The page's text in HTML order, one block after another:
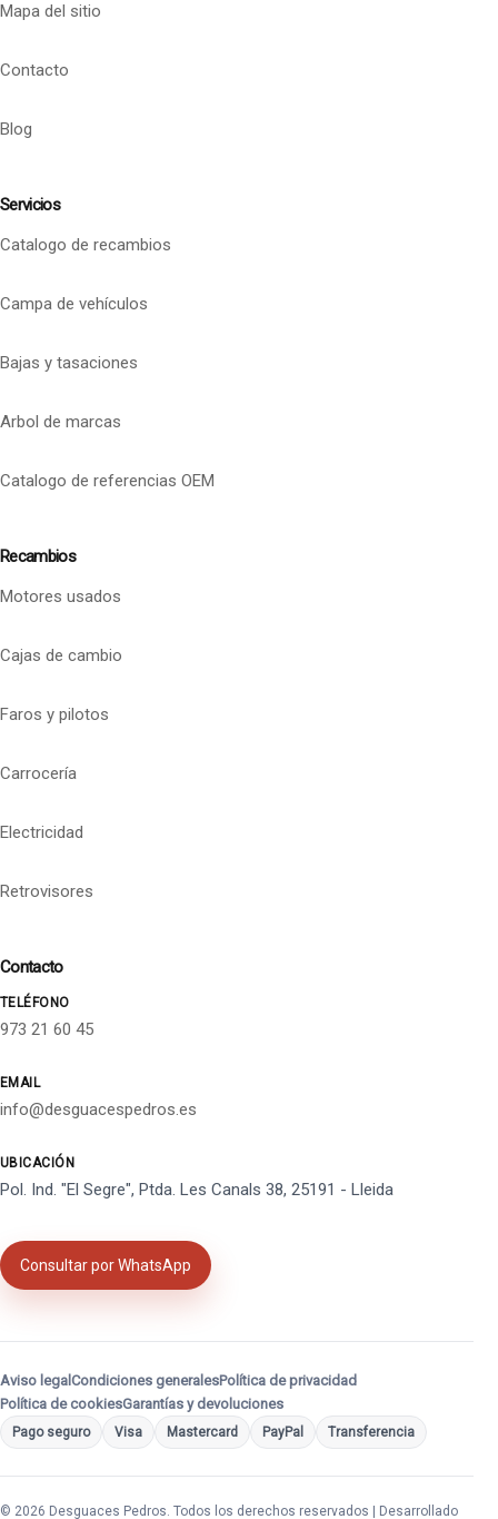
Mapa del sitio
Contacto
Blog
Servicios
Catalogo de recambios
Campa de vehículos
Bajas y tasaciones
Arbol de marcas
Catalogo de referencias OEM
Recambios
Motores usados
Cajas de cambio
Faros y pilotos
Carrocería
Electricidad
Retrovisores
Contacto
TELÉFONO
973 21 60 45
EMAIL
info@desguacespedros.es
UBICACIÓN
Pol. Ind. "El Segre", Ptda. Les Canals 38, 25191 - Lleida
Consultar por WhatsApp
Aviso legal Condiciones generalesPolítica de privacidad
Política de cookiesGarantías y devoluciones
Pago seguro Visa Mastercard PayPal Transferencia
© 2026 Desguaces Pedros. Todos los derechos reservados | Desarrollado